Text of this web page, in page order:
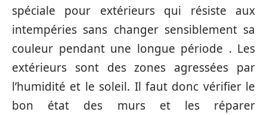
spéciale pour extérieurs qui résiste aux
intempéries sans changer sensiblement sa
couleur pendant une longue période . Les
extérieurs sont des zones agressées par
l’humidité et le soleil. Il faut donc vérifier le
bon état des murs et les réparer